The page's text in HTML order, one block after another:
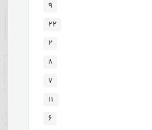
۹
۲۲
۲
۸
۷
۱۱
۶